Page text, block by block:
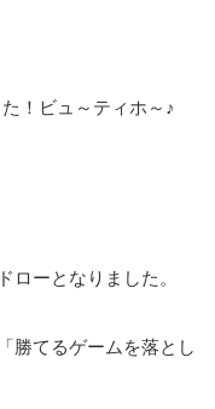
！ビュ～ティホ～♪
ーとなりました。
勝てるゲームを落とし